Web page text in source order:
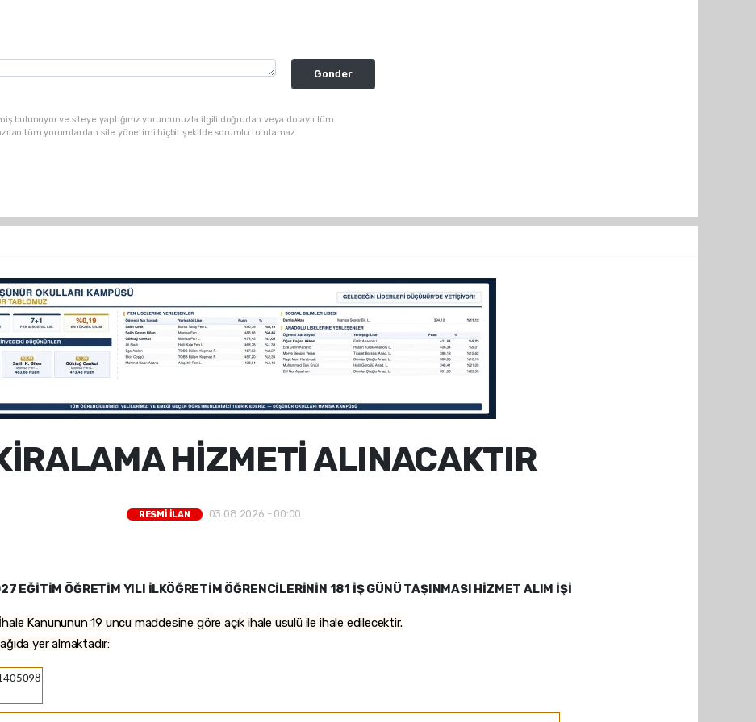
Gonder
bulunuyor ve siteye yaptığınız yorumunuzla ilgili doğrudan veya dolaylı tüm
tüm yorumlardan site yönetimi hiçbir şekilde sorumlu tutulamaz.
HİZMETİ ALINACAKTIR
RESMİ İLAN 03.08.2026 - 00:00
EĞİTİM ÖĞRETİM YILI İLKÖĞRETİM ÖĞRENCİLERİNİN 181 İŞ GÜNÜ TAŞINMASI HİZMET ALIM İŞİ
İhale Kanununun 19 uncu maddesine göre açık ihale usulü ile ihale edilecektir.
yer almaktadır: